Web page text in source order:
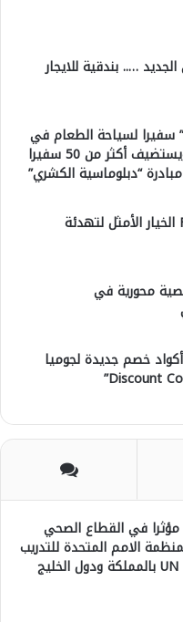
….. بندقية للايجار
سفيرا لسياحة الطعام في
الشرق الأوسط.. ويستضيف أكثر من 50 سفيرا
“دبلوماسية الكشري”
قوة الشاي الأخضر.. غسول Face Time الخيار الأمثل لتهدئة
محورية في
خصم جديدة لجوميا
مؤثرا في القطاع الصحي
الامم المتحدة للتدريب
والاعلام ال UN MTC بالمملكة ودول الخليج